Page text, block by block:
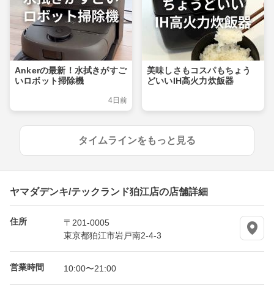
Ankerの最新！水拭きがすご
いロボット掃除機
4日前
美味しさもコスパもちょう
どいいIH高火力炊飯器
タイムラインをもっと見る
ヤマダデンキ/テックランド狛江店の店舗詳細
住所
〒201-0005
東京都狛江市岩戸南2-4-3
営業時間 10:00〜21:00